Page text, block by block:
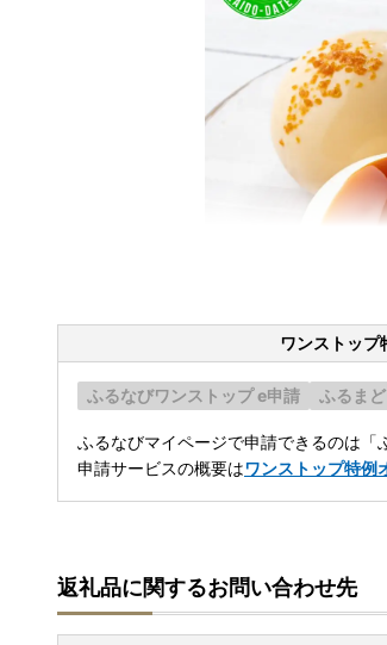
ワンストップ
ふるなびワンストップ e申請 ふるまど
ふるなびマイページで申請できるのは「
申請サービスの概要はワンストップ特例
返礼品に関するお問い合わせ先